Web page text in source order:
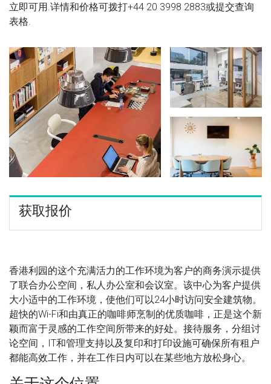
立即可用.详情和价格可拨打+44 20 3998 2883或提交查询
表格.
获取报价
香港利园的这个充满活力的工作环境为客户的商务演示提供
了联合办公空间，私人办公室和会议室。该中心为客户提供
大小适中的工作环境，使他们可以24小时访问安全建筑物。
超快的Wi-Fi和由真正的咖啡师烹制的优质咖啡，正是这个新
颖而富于灵感的工作空间所带来的好处。接待服务，分组讨
论空间，IT和管理支持以及复印和打印设施可确保所有租户
都能高效工作，并在工作日内可以在某些地方放松身心。